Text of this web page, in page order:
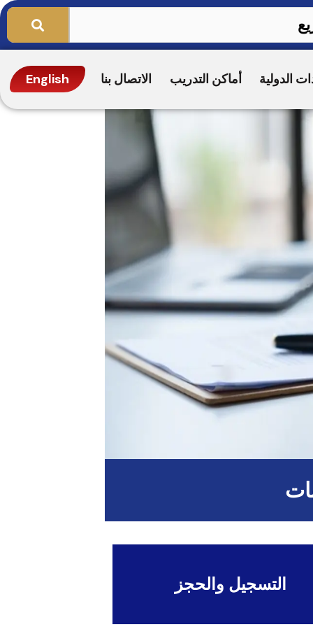
الدولية أماكن التدريب الاتصال بنا English
التسجيل والحجز